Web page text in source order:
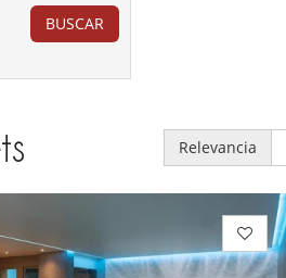
BUSCAR
Relevancia